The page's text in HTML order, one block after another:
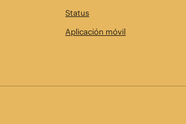
Status
Aplicación móvil